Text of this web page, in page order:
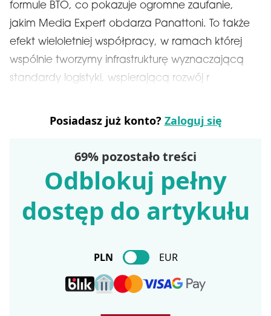
formule BTO, co pokazuje ogromne zaufanie,
jakim Media Expert obdarza Panattoni. To także
efekt wieloletniej współpracy, w ramach której
wspólnie tworzymy infrastrukturę wyznaczającą
standardy logistyki, wspierającą rozwój r
Posiadasz już konto? Zaloguj się
69% pozostało treści
Odblokuj pełny
dostęp do artykułu
PLN EUR